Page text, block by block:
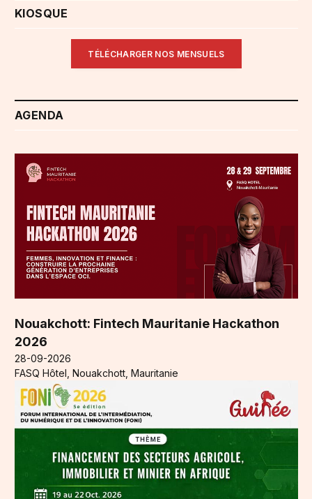
KIOSQUE
TÉLÉCHARGER NOS MENSUELS
AGENDA
Nouakchott: Fintech Mauritanie Hackathon
2026
28-09-2026
FASQ Hôtel, Nouakchott, Mauritanie